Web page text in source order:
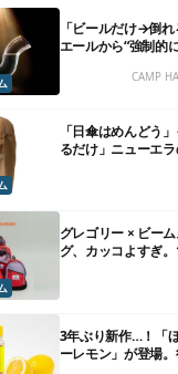
「ビールだけ→倒
エールから“強制的
CAMP
「日傘はめんどう
るだけ」ニューエ
グレゴリー × ビー
グ、カッコよすぎ
年のみ使用”されて
3年ぶり新作…！「
ーレモン」が登場